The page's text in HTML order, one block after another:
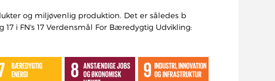
og miljøvenlig produktion. Det er således b
i FN's 17 Verdensmål For Bæredygtig Udvikling: